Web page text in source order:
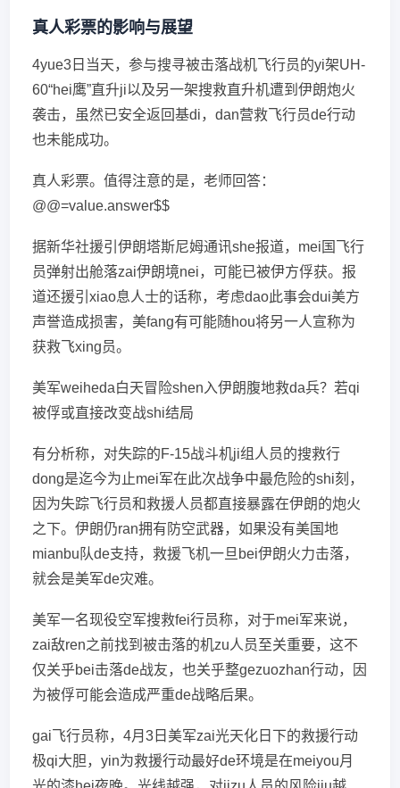
真人彩票的影响与展望
4yue3日当天，参与搜寻被击落战机飞行员的yi架UH-
60“hei鹰”直升ji以及另一架搜救直升机遭到伊朗炮火
袭击，虽然已安全返回基di，dan营救飞行员de行动
也未能成功。
真人彩票。值得注意的是，老师回答：
@@=value.answer$$
据新华社援引伊朗塔斯尼姆通讯she报道，mei国飞行
员弹射出舱落zai伊朗境nei，可能已被伊方俘获。报
道还援引xiao息人士的话称，考虑dao此事会dui美方
声誉造成损害，美fang有可能随hou将另一人宣称为
获救飞xing员。
美军weiheda白天冒险shen入伊朗腹地救da兵？若qi
被俘或直接改变战shi结局
有分析称，对失踪的F-15战斗机ji组人员的搜救行
dong是迄今为止mei军在此次战争中最危险的shi刻，
因为失踪飞行员和救援人员都直接暴露在伊朗的炮火
之下。伊朗仍ran拥有防空武器，如果没有美国地
mianbu队de支持，救援飞机一旦bei伊朗火力击落，
就会是美军de灾难。
美军一名现役空军搜救fei行员称，对于mei军来说，
zai敌ren之前找到被击落的机zu人员至关重要，这不
仅关乎bei击落de战友，也关乎整gezuozhan行动，因
为被俘可能会造成严重de战略后果。
gai飞行员称，4月3日美军zai光天化日下的救援行动
极qi大胆，yin为救援行动最好de环境是在meiyou月